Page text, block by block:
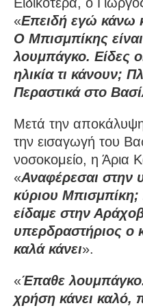
«Επειδή εγώ κάνω
Ο Μπισμπίκης
λουμπάγκο. Είδες
ηλικία τι κάνουν;
Περαστικά στο
Μετά την
την εισαγωγή του
νοσοκομείο, η Άρια
«Αναφέρεσαι στην
κύριου
είδαμε στην
υπερδραστήριος ο
καλά κάνει».
«Έπαθε
χρήση κάνει καλό,